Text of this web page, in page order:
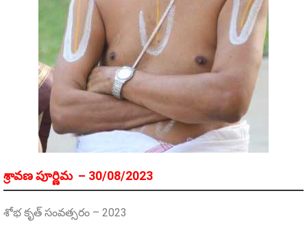
శ్రావణ పూర్ణిమ – 30/08/2023
శోభ కృత్ సంవత్సరం – 2023